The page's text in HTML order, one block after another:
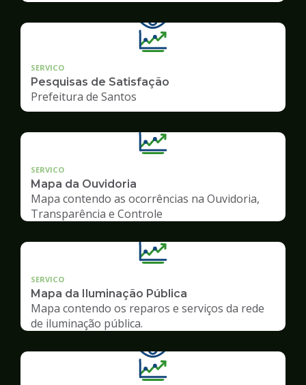
SERVICO
Pesquisas de Satisfação
Prefeitura de Santos
SERVICO
Mapa da Ouvidoria
Mapa contendo as ocorrências na Ouvidoria,
Transparência e Controle
SERVICO
Mapa da Iluminação Pública
Mapa contendo os reparos e serviços da rede
de iluminação pública.